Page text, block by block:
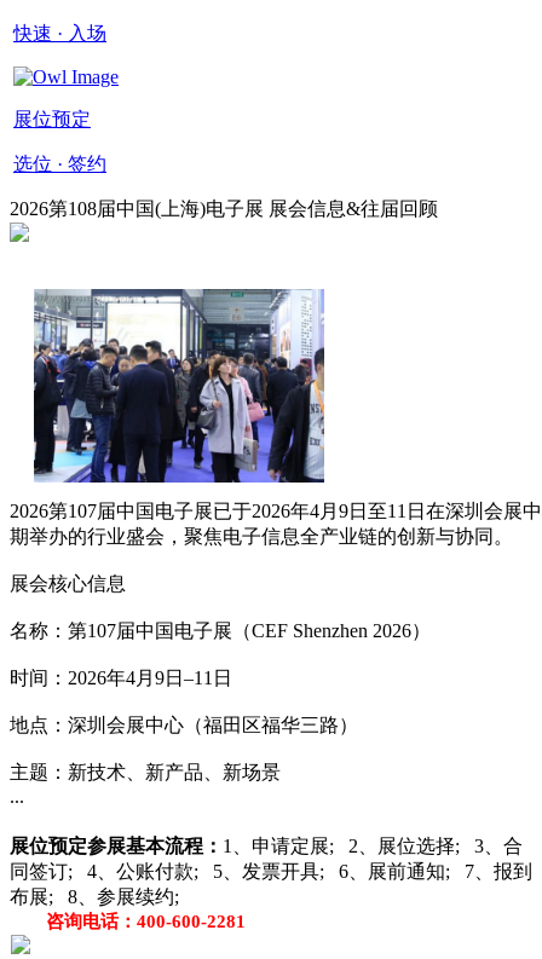
快速 · 入场
展位预定
选位 · 签约
2026第108届中国(上海)电子展 展会信息&往届回顾
‌2026第107届中国电子展‌已于‌2026年4月9日至11日‌在‌深圳会
期举办的行业盛会，聚焦电子信息全产业链的创新与协同。
展会核心信息
‌名称‌：第107届中国电子展（CEF Shenzhen 2026）
‌时间‌：2026年4月9日–11日
‌地点‌：深圳会展中心（福田区福华三路）
‌主题‌：新技术、新产品、新场景
...
展位预定参展基本流程： 1、申请定展; 2、展位选择; 3、合
同签订; 4、公账付款; 5、发票开具; 6、展前通知; 7、报到
布展; 8、参展续约;
咨询电话：400-600-2281